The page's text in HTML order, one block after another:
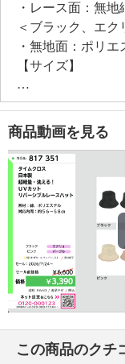
・レース面：無地
＜ブラック、エク
・無地面：ポリ
【サイズ】
・対応内周：約５
・つばの長さ（最
【メンテナンス（
・手洗い：可
・漂白処理：塩素
・タンブル乾燥：
・自然乾燥：日陰
・アイロン仕上げ
・ドライクリーニ
・ウエットクリ
【メンテナンス（
・長時間照射によ
・単品洗い
・摩擦による色落
商品動画を見る
この商品のクチ